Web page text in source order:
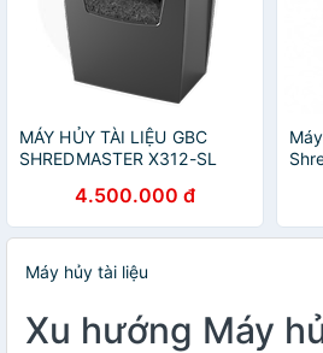
MÁY HỦY TÀI LIỆU GBC
SHREDMASTER X312-SL
4.500.000 đ
Máy hủy tài liệu
Xu hướng Máy